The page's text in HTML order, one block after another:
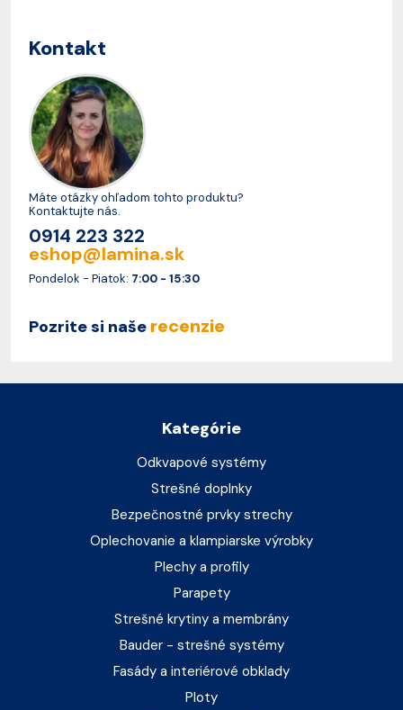
Kontakt
Máte otázky ohľadom tohto produktu?
Kontaktujte nás.
0914 223 322
eshop@lamina.sk
Pondelok - Piatok: 7:00 - 15:30
Pozrite si naše recenzie
Kategórie
Odkvapové systémy
Strešné doplnky
Bezpečnostné prvky strechy
Oplechovanie a klampiarske výrobky
Plechy a profily
Parapety
Strešné krytiny a membrány
Bauder - strešné systémy
Fasády a interiérové obklady
Ploty